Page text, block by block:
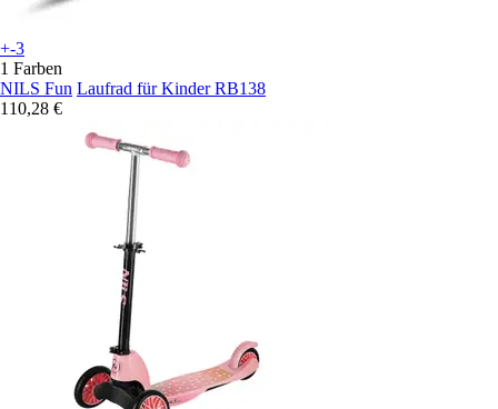
+-3
1 Farben
NILS Fun Laufrad für Kinder RB138
110,28 €